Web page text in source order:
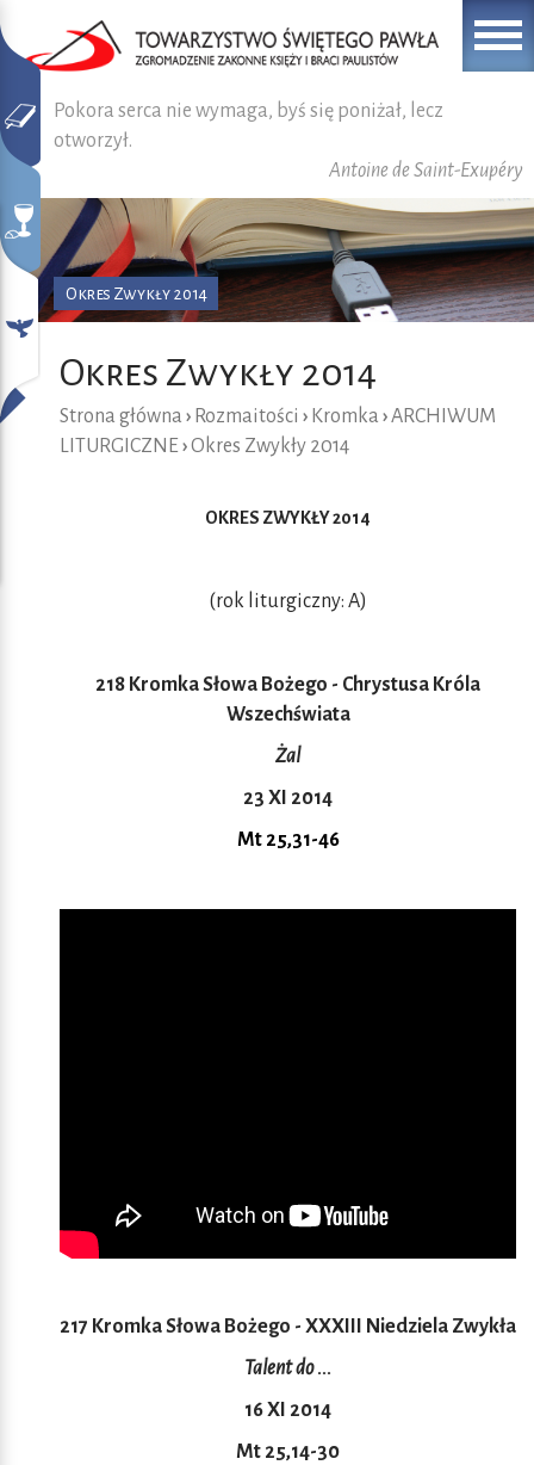
Pokora serca nie wymaga, byś się poniżał, lecz
otworzył.
Antoine de Saint-Exupéry
Okres Zwykły 2014
Okres Zwykły 2014
Strona główna › Rozmaitości › Kromka ›ARCHIWUM
LITURGICZNE›Okres Zwykły 2014
OKRES ZWYKŁY 2014
(rok liturgiczny: A)
218 Kromka Słowa Bożego - Chrystusa Króla
Wszechświata
Żal
23 XI 2014
Mt 25,31-46
217 Kromka Słowa Bożego - XXXIII Niedziela Zwykła
Talent do ...
16 XI 2014
Mt 25,14-30